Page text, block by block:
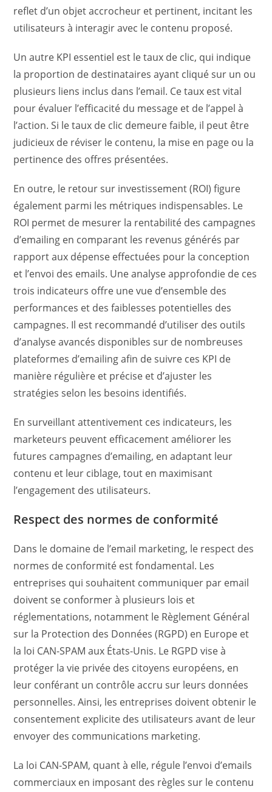
reflet d’un objet accrocheur et pertinent, incitant les
utilisateurs à interagir avec le contenu proposé.
Un autre KPI essentiel est le taux de clic, qui indique
la proportion de destinataires ayant cliqué sur un ou
plusieurs liens inclus dans l’email. Ce taux est vital
pour évaluer l’efficacité du message et de l’appel à
l’action. Si le taux de clic demeure faible, il peut être
judicieux de réviser le contenu, la mise en page ou la
pertinence des offres présentées.
En outre, le retour sur investissement (ROI) figure
également parmi les métriques indispensables. Le
ROI permet de mesurer la rentabilité des campagnes
d’emailing en comparant les revenus générés par
rapport aux dépense effectuées pour la conception
et l’envoi des emails. Une analyse approfondie de ces
trois indicateurs offre une vue d’ensemble des
performances et des faiblesses potentielles des
campagnes. Il est recommandé d’utiliser des outils
d’analyse avancés disponibles sur de nombreuses
plateformes d’emailing afin de suivre ces KPI de
manière régulière et précise et d’ajuster les
stratégies selon les besoins identifiés.
En surveillant attentivement ces indicateurs, les
marketeurs peuvent efficacement améliorer les
futures campagnes d’emailing, en adaptant leur
contenu et leur ciblage, tout en maximisant
l’engagement des utilisateurs.
Respect des normes de conformité
Dans le domaine de l’email marketing, le respect des
normes de conformité est fondamental. Les
entreprises qui souhaitent communiquer par email
doivent se conformer à plusieurs lois et
réglementations, notamment le Règlement Général
sur la Protection des Données (RGPD) en Europe et
la loi CAN-SPAM aux États-Unis. Le RGPD vise à
protéger la vie privée des citoyens européens, en
leur conférant un contrôle accru sur leurs données
personnelles. Ainsi, les entreprises doivent obtenir le
consentement explicite des utilisateurs avant de leur
envoyer des communications marketing.
La loi CAN-SPAM, quant à elle, régule l’envoi d’emails
commerciaux en imposant des règles sur le contenu